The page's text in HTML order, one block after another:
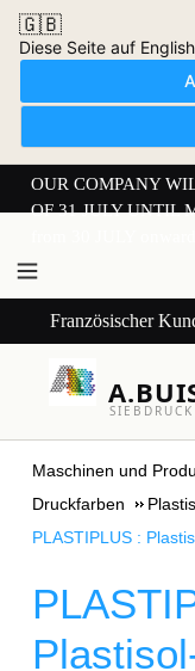
🇬🇧
Diese Seite auf
OUR COMPANY
OF 31 JULY UNTIL
Französischer
Maschinen und
Druckfarben
PLASTIPLUS :